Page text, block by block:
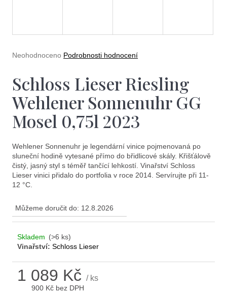
Průměrné
je
0,0
z
5
hvězdiček.
Neohodnoceno Podrobnosti hodnocení
Schloss Lieser Riesling
Wehlener Sonnenuhr GG
Mosel 0,75l 2023
Wehlener Sonnenuhr je legendární vinice pojmenovaná po
sluneční hodině vytesané přímo do břidlicové skály. Křišťálově
čistý, jasný styl s téměř tančící lehkostí. Vinařství Schloss
Lieser vinici přidalo do portfolia v roce 2014. Servírujte při 11-
12 °C.
Můžeme doručit do: 12.8.2026
Skladem (>6 ks)
Vinařství:Schloss Lieser
1 089 Kč/ ks
900 Kč bez DPH
e
n
j
í
t
?
p